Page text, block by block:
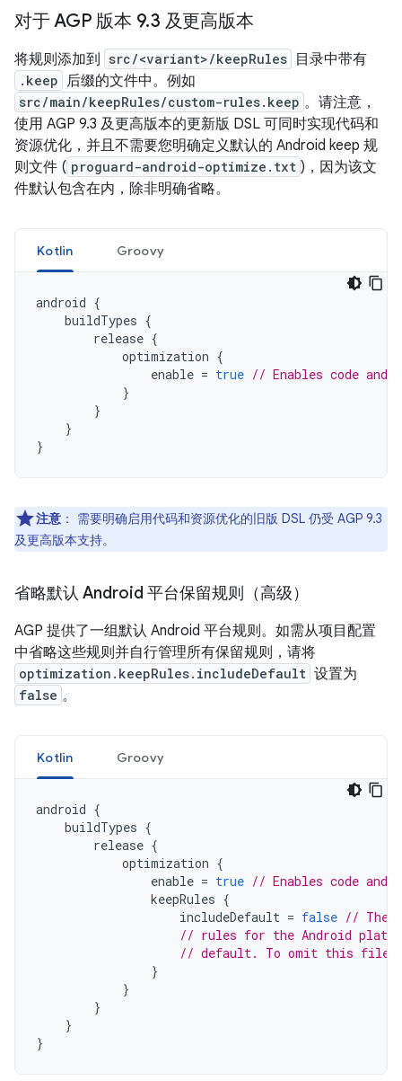
对于 AGP 版本 9.3 及更高版本
将规则添加到 src/<variant>/keepRules 目录中带有
.keep 后缀的文件中。例如
src/main/keepRules/custom-rules.keep 。请注意，
使用 AGP 9.3 及更高版本的更新版 DSL 可同时实现代码和
资源优化，并且不需要您明确定义默认的 Android keep 规
则文件 ( proguard-android-optimize.txt )，因为该文
件默认包含在内，除非明确省略。
Kotlin Groovy
android {
buildTypes {
release {
optimization {
enable = true // Enables code and
}
}
}
}
注意 ：
需要明确启用代码和资源优化的旧版 DSL 仍受 AGP 9.3
及更高版本支持。
省略默认 Android 平台保留规则（高级）
AGP 提供了一组默认 Android 平台规则。如需从项目配置
中省略这些规则并自行管理所有保留规则，请将
optimization.keepRules.includeDefault 设置为
false 。
Kotlin Groovy
android {
buildTypes {
release {
optimization {
enable = true // Enables code and
keepRules {
includeDefault = false // The
// rules for the Android
// default. To omit this file,
}
}
}
}
}